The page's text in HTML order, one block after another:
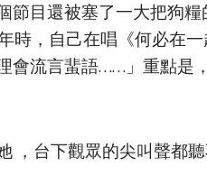
節目還被塞了一大把狗
時，自己在唱《何必在
會流言蜚語……」重點是
，台下觀眾的尖叫聲都聽